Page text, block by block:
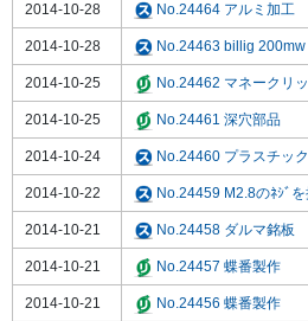
2014-10-28 No.24464 アルミ加工
2014-10-28 No.24463 billig
2014-10-25 No.24462 マネークリ
2014-10-25 No.24461 深穴部品
2014-10-24 No.24460 プラスチッ
2014-10-22 No.24459 M2.8のﾈｼﾞを
2014-10-21 No.24458 ダルマ銘板
2014-10-21 No.24457 蝶番製作
2014-10-21 No.24456 蝶番製作